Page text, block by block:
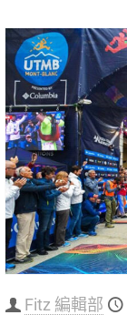
Fitz 編輯部